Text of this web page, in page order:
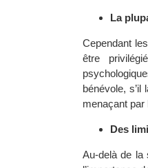
La
Cependant
être
bénévole,
menaçant
Des
Au-delà de la